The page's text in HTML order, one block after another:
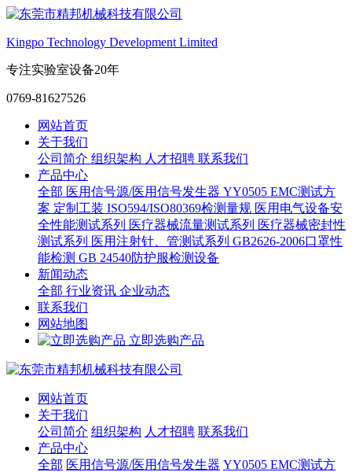
Kingpo Technology Development Limited
专注实验室设备20年
0769-81627526
网站首页
关于我们
公司简介 组织架构 人才招聘 联系我们
产品中心
全部 医用信号源/医用信号发生器 YY0505 EMC测试方
案 定制工装 ISO594/ISO80369检测量规 医用电气设备安
全性能测试系列 医疗器械流量测试系列 医疗器械密封性
测试系列 医用注射针、管测试系列 GB2626-2006口罩性
能检测 GB 24540防护服检测设备
新闻动态
全部 行业资讯 企业动态
联系我们
网站地图
立即选购产品
网站首页
关于我们
公司简介 组织架构 人才招聘 联系我们
产品中心
全部 医用信号源/医用信号发生器 YY0505 EMC测试方